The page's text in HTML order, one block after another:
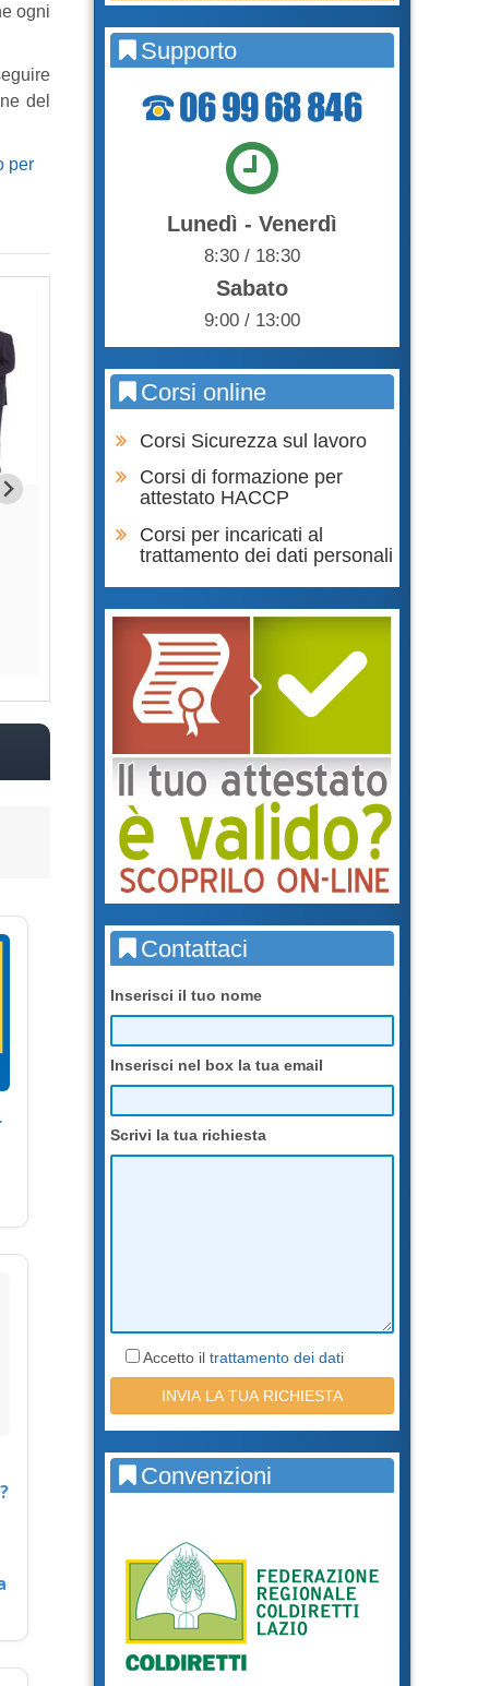
ogni
del
per
GENERALE + SPECIFICA RISCHIO
BASSO
75,00 €
Acquista
Supporto
Lunedì - Venerdì
8:30 / 18:30
Sabato
9:00 / 13:00
Corsi online
Corsi Sicurezza sul lavoro
Corsi di formazione per
attestato HACCP
Corsi per incaricati al
trattamento dei dati personali
Contattaci
Inserisci il tuo nome
Inserisci nel box la tua email
Scrivi la tua richiesta
Accetto il trattamento dei dati
Convenzioni